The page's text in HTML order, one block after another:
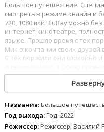
Большое путешествие.
смотреть в режиме онлайн и
720, 1080 или BluRay можно
интернет-кинотеатре,
языке. Прошло время с тех
Мик в компании своих друзей
С тех пор жили они спокойно и
И вот однажды к берегу Мик-
гризли. Кто-то снова
придется Мик-Мику и Оскару.
они отправляются в новое
домой малыша гризли.
1 23 45 678
Название:Большое
Год выхода:Год: 2022
Режиссер:Режиссер: Василий